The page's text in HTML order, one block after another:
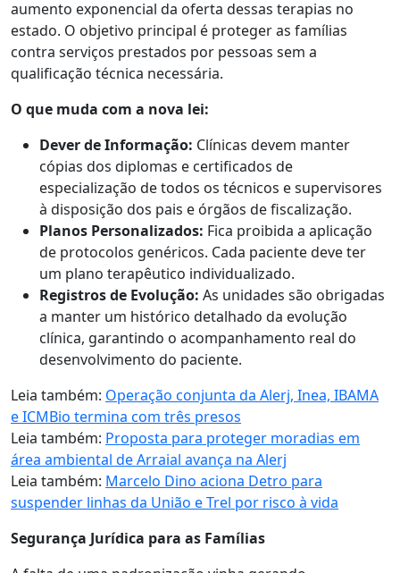
aumento exponencial da oferta dessas terapias no
estado. O objetivo principal é proteger as famílias
contra serviços prestados por pessoas sem a
qualificação técnica necessária.
O que muda com a nova lei:
Dever de Informação: Clínicas devem manter
cópias dos diplomas e certificados de
especialização de todos os técnicos e supervisores
à disposição dos pais e órgãos de fiscalização.
Planos Personalizados: Fica proibida a aplicação
de protocolos genéricos. Cada paciente deve ter
um plano terapêutico individualizado.
Registros de Evolução: As unidades são obrigadas
a manter um histórico detalhado da evolução
clínica, garantindo o acompanhamento real do
desenvolvimento do paciente.
Leia também: Operação conjunta da Alerj, Inea, IBAMA
e ICMBio termina com três presos
Leia também: Proposta para proteger moradias em
área ambiental de Arraial avança na Alerj
Leia também: Marcelo Dino aciona Detro para
suspender linhas da União e Trel por risco à vida
Segurança Jurídica para as Famílias